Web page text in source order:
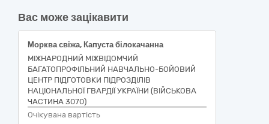
Вас може зацікавити
Морква свіжа, Капуста білокачанна
МІЖНАРОДНИЙ МІЖВІДОМЧИЙ
БАГАТОПРОФІЛЬНИЙ НАВЧАЛЬНО-БОЙОВИЙ
ЦЕНТР ПІДГОТОВКИ ПІДРОЗДІЛІВ
НАЦІОНАЛЬНОЇ ГВАРДІЇ УКРАЇНИ (ВІЙСЬКОВА
ЧАСТИНА 3070)
Очікувана вартість